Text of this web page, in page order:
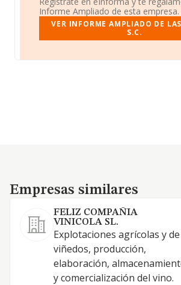
Informe Ampliado de esta empresa.
VER INFORME AMPLIADO DE
S.C.
Empresas similares
Empresas similares
FELIZ COMPAÑIA
VINICOLA SL.
Explotaciones agrícolas y de
viñedos, producción,
elaboración,
y comercialización del vino.